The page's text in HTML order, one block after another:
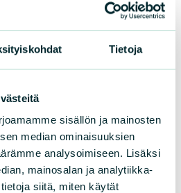
Tietoja
sisällön ja mainosten
median ominaisuuksien
analysoimiseen. Lisäksi
mainosalan ja analytiikka-
siitä, miten käytät
Joensuu, Jyväskylä,